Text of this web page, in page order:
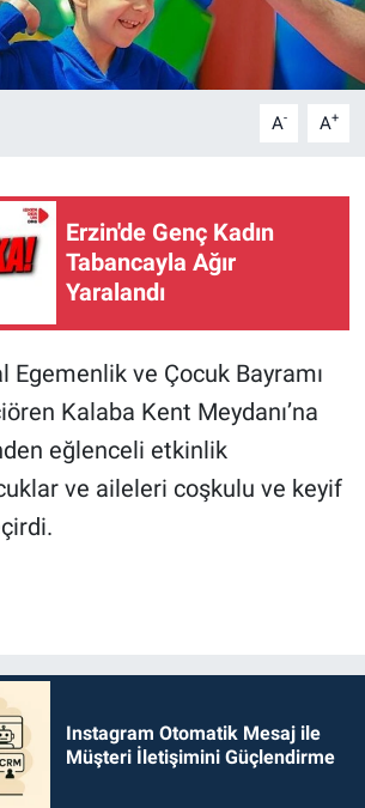
A- A+
Erzin'de Genç Kadın
Tabancayla Ağır
Yaralandı
Egemenlik ve Çocuk Bayramı
Kalaba Kent Meydanı’na
eğlenceli etkinlik
ve aileleri coşkulu ve keyif
Instagram Otomatik Mesaj ile
Müşteri İletişimini Güçlendirme